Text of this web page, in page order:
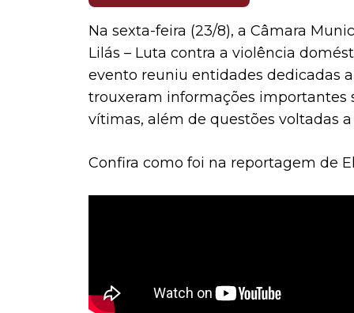
Na sexta-feira (23/8), a Câmara
Lilás – Luta contra a violência
evento reuniu entidades dedicadas
trouxeram informações
vítimas, além de questões voltadas
Confira como foi na reportagem de